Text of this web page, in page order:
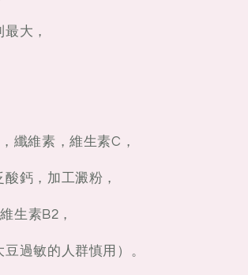
大，
纖維素，維生素C，
鈣，加工澱粉，
生素B2，
過敏的人群慎用）。